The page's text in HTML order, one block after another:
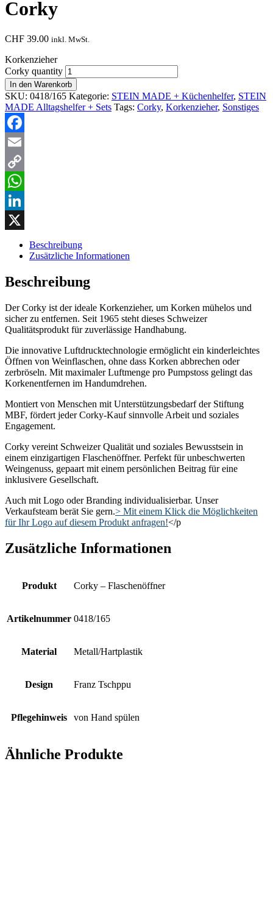
Corky
CHF 39.00 inkl. MwSt.
Korkenzieher
Corky quantity
In den Warenkorb
SKU: 0418/165 Kategorie: STEIN MADE + Küchenhelfer, STEIN
MADE Alltagshelfer + Sets Tags: Corky, Korkenzieher, Sonstiges
Facebook
Email
Copy
Link
WhatsApp
LinkedIn
Beschreibung
Zusätzliche Informationen
Beschreibung
Der Corky ist der ideale Korkenzieher, um Korken mühelos und
sicher zu entfernen. Seit 1965 steht dieses Schweizer
Qualitätsprodukt für zuverlässige Handhabung.
Die innovative Luftdrucktechnologie ermöglicht ein kinderleichtes
Öffnen von Weinflaschen, ohne dass Korken abbrechen oder
zerbröseln. Mit maximaler Luftmenge pro Pumpstoss gelingt das
Korkenentfernen im Handumdrehen.
Montiert von Menschen mit Unterstützungsbedarf der Stiftung
MBF, fördert jeder Corky-Kauf sinnvolle Arbeit und soziales
Engagement.
Corky vereint Schweizer Qualität und soziales Bewusstsein in
einem einzigartigen Flaschenöffner. Perfekt für unbeschwerten
Weingenuss, gepaart mit einem persönlichen Beitrag für eine
inklusivere Gesellschaft.
Auch mit Logo oder Branding individualisierbar. Unser
Verkaufsteam berät Sie gern.> Mit einem Klick die Möglichkeiten
für Ihr Logo auf diesem Produkt anfragen!</p
Zusätzliche Informationen
Produkt Corky – Flaschenöffner
Artikelnummer 0418/165
Material Metall/Hartplastik
Design Franz Tschppu
Pflegehinweis von Hand spülen
Ähnliche Produkte